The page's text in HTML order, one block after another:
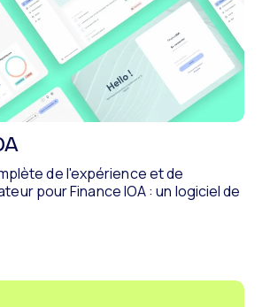
de l'expérience et de
pour Finance IOA : un logiciel de